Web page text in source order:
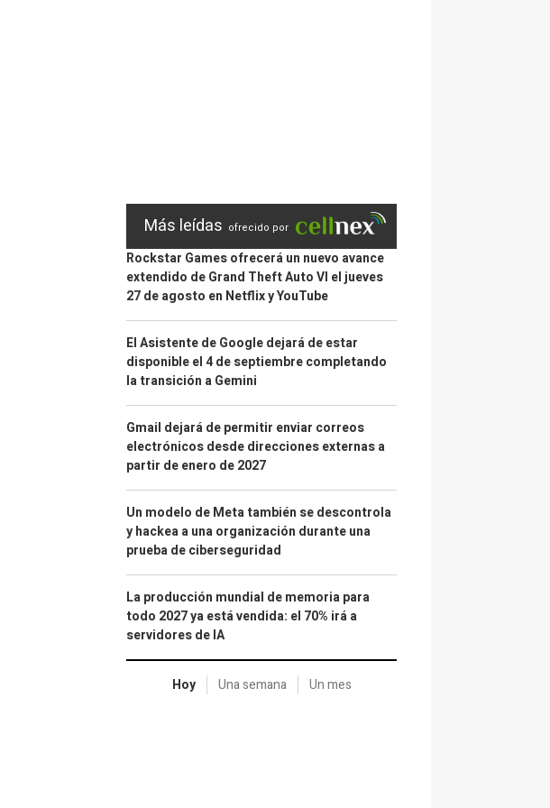
Más leídas ofrecido por
Rockstar Games ofrecerá un nuevo avance
extendido de Grand Theft Auto VI el jueves
27 de agosto en Netflix y YouTube
El Asistente de Google dejará de estar
disponible el 4 de septiembre completando
la transición a Gemini
Gmail dejará de permitir enviar correos
electrónicos desde direcciones externas a
partir de enero de 2027
Un modelo de Meta también se descontrola
y hackea a una organización durante una
prueba de ciberseguridad
La producción mundial de memoria para
todo 2027 ya está vendida: el 70% irá a
servidores de IA
Hoy Una semana Un mes